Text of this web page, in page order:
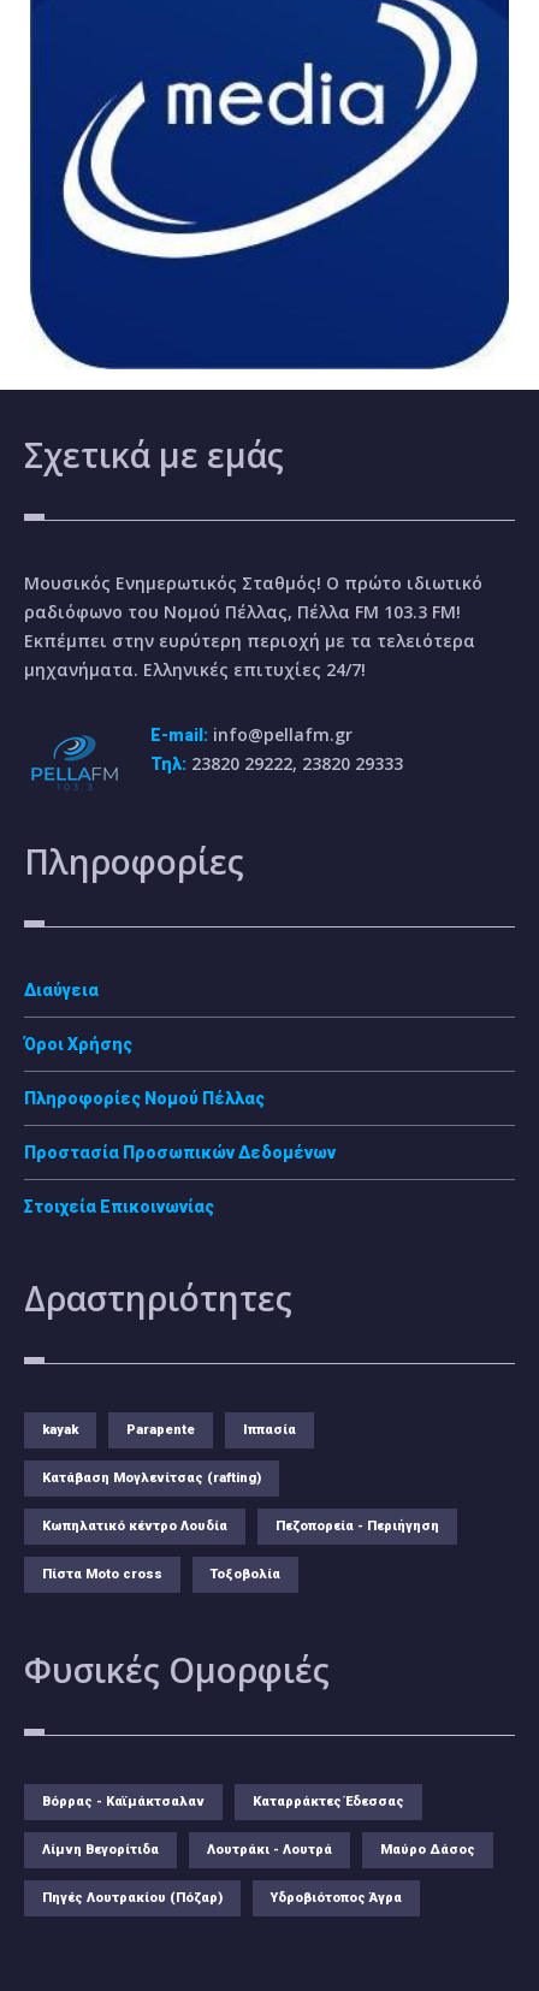
Σχετικά με εμάς
Μουσικός Ενημερωτικός Σταθμός! Ο πρώτο ιδιωτικό
ραδιόφωνο του Νομού Πέλλας, Πέλλα FM 103.3 FM!
Εκπέμπει στην ευρύτερη περιοχή με τα τελειότερα
μηχανήματα. Ελληνικές επιτυχίες 24/7!
E-mail: info@pellafm.gr
Τηλ: 23820 29222, 23820 29333
Πληροφορίες
Διαύγεια
Όροι Χρήσης
Πληροφορίες Νομού Πέλλας
Προστασία Προσωπικών Δεδομένων
Στοιχεία Επικοινωνίας
Δραστηριότητες
kayak Parapente Ιππασία
Κατάβαση Μογλενίτσας (rafting)
Κωπηλατικό κέντρο Λουδία Πεζοπορεία - Περιήγηση
Πίστα Moto cross Τοξοβολία
Φυσικές Ομορφιές
Βόρρας - Καϊμάκτσαλαν Καταρράκτες Έδεσσας
Λίμνη Βεγορίτιδα Λουτράκι - Λουτρά Μαύρο Δάσος
Πηγές Λουτρακίου (Πόζαρ) Υδροβιότοπος Άγρα